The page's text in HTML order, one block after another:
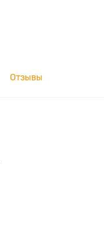
Отзывы